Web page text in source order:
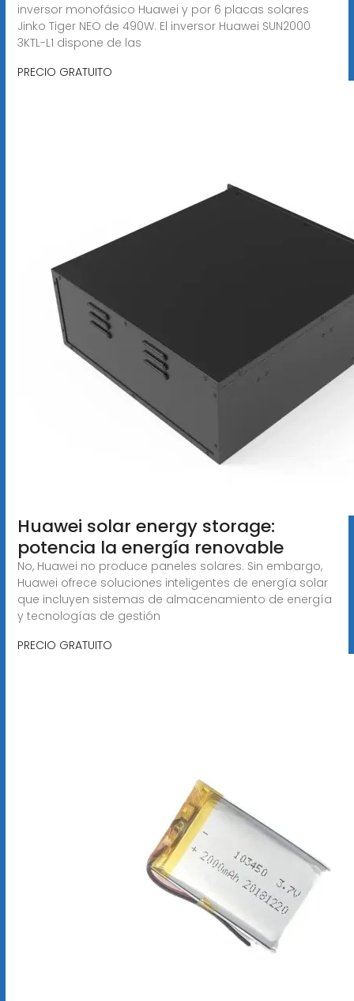
inversor monofásico Huawei y por 6 placas solares
Jinko Tiger NEO de 490W. El inversor Huawei SUN2000
3KTL-L1 dispone de las
PRECIO GRATUITO
Huawei solar energy storage:
potencia la energía renovable
No, Huawei no produce paneles solares. Sin embargo,
Huawei ofrece soluciones inteligentes de energía solar
que incluyen sistemas de almacenamiento de energía
y tecnologías de gestión
PRECIO GRATUITO